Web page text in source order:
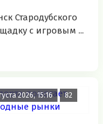
Стародубского
с игровым ...
2026, 15:16 82